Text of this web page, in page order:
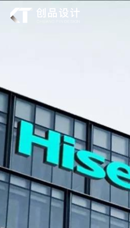
作品
服务
联系
CT制造
CT文化